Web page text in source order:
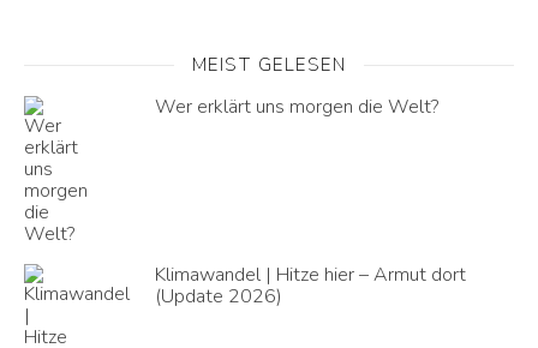
MEIST GELESEN
Wer erklärt uns morgen die Welt?
Klimawandel | Hitze hier – Armut dort
(Update 2026)